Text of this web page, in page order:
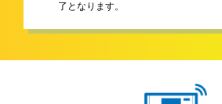
了となります。